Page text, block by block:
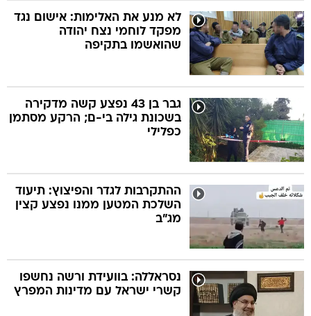
לא מנע את האלימות: אישום נגד
מפקד לוחמי נצח יהודה
שהואשמו בתקיפה
גבר בן 43 נפצע קשה מדקירה
בשכונת גילה בי-ם; הרקע מסתמן
כפלילי
ההתקרבות לגדר והפיצוץ: תיעוד
השלכת המטען ממנו נפצע קצין
מג"ב
נסראללה: בוועידת ורשה נחשפו
קשרי ישראל עם מדינות המפרץ